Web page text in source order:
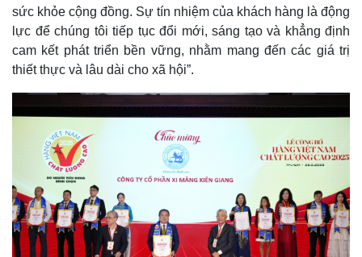
sức khỏe cộng đồng. Sự tín nhiệm của khách hàng là động
lực để chúng tôi tiếp tục đổi mới, sáng tạo và khẳng định
cam kết phát triển bền vững, nhằm mang đến các giá trị
thiết thực và lâu dài cho xã hội”.